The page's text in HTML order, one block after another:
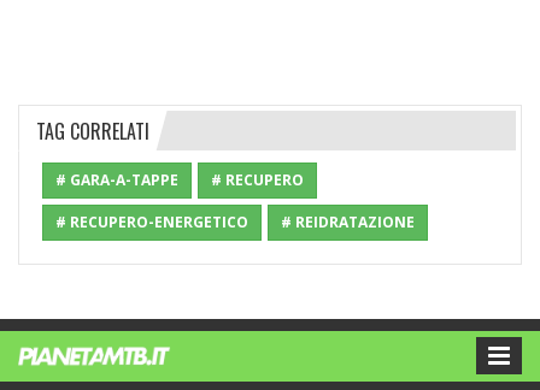
TAG CORRELATI
# GARA-A-TAPPE # RECUPERO
# RECUPERO-ENERGETICO # REIDRATAZIONE